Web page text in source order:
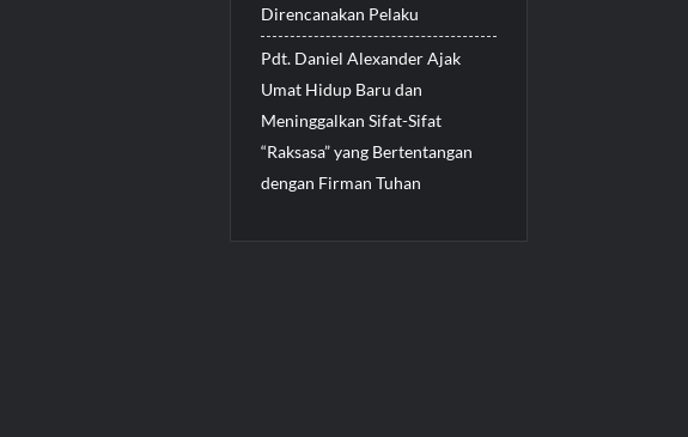
Direncanakan Pelaku
Pdt. Daniel Alexander Ajak
Umat Hidup Baru dan
Meninggalkan Sifat-Sifat
“Raksasa” yang Bertentangan
dengan Firman Tuhan